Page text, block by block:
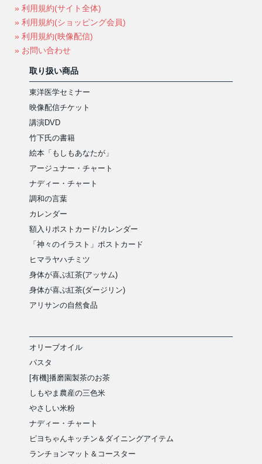
» 利用規約(サイト全体)
» 利用規約(ショッピング会員)
» 利用規約(映像配信)
» お問い合わせ
取り扱い商品
東洋医学セミナー
映像配信チケット
講演DVD
竹下氏の書籍
絵本「もしもあなたが」
アージュナー・チャート
ナディー・チャート
調和の言葉
カレンダー
額入りポストカード/カレンダー
「神々のイラスト」ポストカード
ヒマラヤハチミツ
身体が喜ぶ紅茶(アッサム)
身体が喜ぶ紅茶(ダージリン)
アリサンの自然食品
オリーブオイル
パスタ
[有機]播磨園製茶のお茶
しもやま農産の三色米
やさしい米粉
ナディー・チャート
ピヨちゃんキッチン＆ダイニングアイテム
ランチョンマット＆コースター